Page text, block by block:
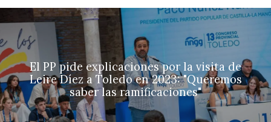
El PP pide explicaciones por la visita de
Leire Díez a Toledo en 2023: "Queremos
saber las ramificaciones"